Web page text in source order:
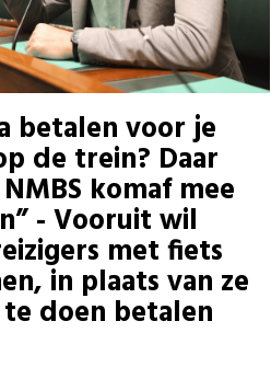
betalen voor je
de trein? Daar
komaf mee
- Vooruit wil
met fiets
in plaats van ze
doen betalen